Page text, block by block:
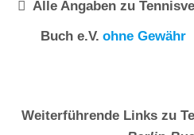
Alle Angaben zu
Buch e.V. ohne Gewähr
Weiterführende Links zu